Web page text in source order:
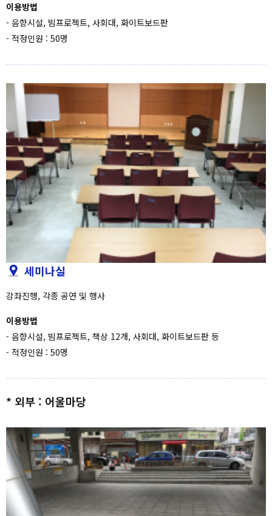
이용방법
- 음향시설, 빔프로젝트, 사회대, 화이트보드판
- 적정인원 : 50명
세미나실
강좌진행, 각종 공연 및 행사
이용방법
- 음향시설, 빔프로젝트, 책상 12개, 사회대, 화이트보드판 등
- 적정인원 : 50명
* 외부 : 어울마당